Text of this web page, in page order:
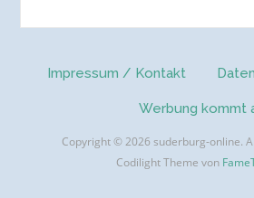
Impressum / Kontakt
Werbung kommt
Copyright © 2026 suderburg-online.
Codilight Theme von